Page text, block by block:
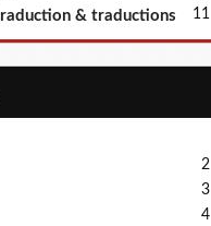
& traductions 11
2
3
4